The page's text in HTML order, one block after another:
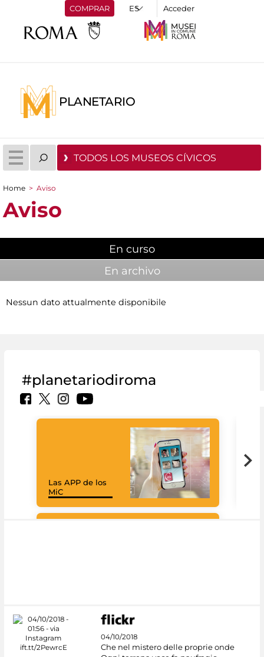
COMPRAR Acceder
PLANETARIO
TODOS LOS MUSEOS CÍVICOS
You are here
Home > Aviso
Aviso
En curso
En archivo
Nessun dato attualmente disponibile
#planetariodiroma
Las APP de los
MiC
04/10/2018
Che nel mistero delle proprie onde